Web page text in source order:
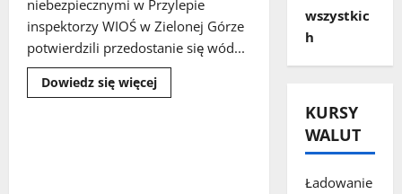
niebezpiecznymi w Przylepie
inspektorzy WIOŚ w Zielonej Górze
potwierdzili przedostanie się wód...
Dowiedz się więcejDowiedz
się
wszystkic
h
KURSY
WALUT
Ładowanie